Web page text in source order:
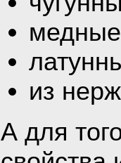
из
А для